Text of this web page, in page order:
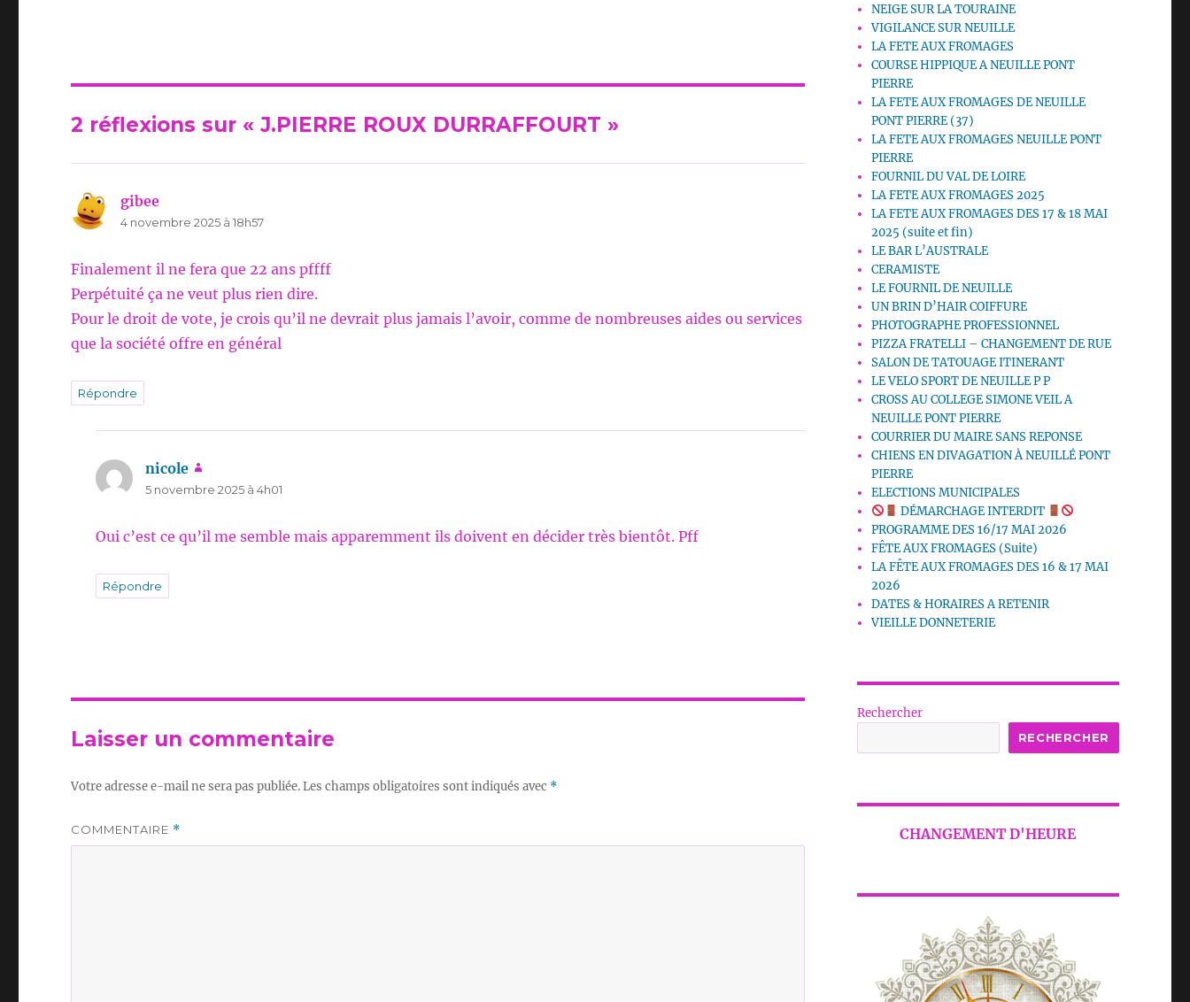
2 réflexions sur « J.PIERRE ROUX DURRAFFOURT »
gibee
4 novembre 2025 à 18h57
Finalement il ne fera que 22 ans pffff
Perpétuité ça ne veut plus rien dire.
Pour le droit de vote, je crois qu’il ne devrait plus jamais l’avoir, comme de nombreuses aides ou services
que la société offre en général
Répondre
nicole
5 novembre 2025 à 4h01
Oui c’est ce qu’il me semble mais apparemment ils doivent en décider très bientôt. Pff
Répondre
Laisser un commentaire
Votre adresse e-mail ne sera pas publiée.Les champs obligatoires sont indiqués avec *
COMMENTAIRE *
NEIGE SUR LA TOURAINE
VIGILANCE SUR NEUILLE
LA FETE AUX FROMAGES
COURSE HIPPIQUE A NEUILLE PONT
PIERRE
LA FETE AUX FROMAGES DE NEUILLE
PONT PIERRE (37)
LA FETE AUX FROMAGES NEUILLE PONT
PIERRE
FOURNIL DU VAL DE LOIRE
LA FETE AUX FROMAGES 2025
LA FETE AUX FROMAGES DES 17 & 18 MAI
2025 (suite et fin)
LE BAR L’AUSTRALE
CERAMISTE
LE FOURNIL DE NEUILLE
UN BRIN D’HAIR COIFFURE
PHOTOGRAPHE PROFESSIONNEL
PIZZA FRATELLI – CHANGEMENT DE RUE
SALON DE TATOUAGE ITINERANT
LE VELO SPORT DE NEUILLE P P
CROSS AU COLLEGE SIMONE VEIL A
NEUILLE PONT PIERRE
COURRIER DU MAIRE SANS REPONSE
CHIENS EN DIVAGATION À NEUILLÉ PONT
PIERRE
ELECTIONS MUNICIPALES
DÉMARCHAGE INTERDIT
PROGRAMME DES 16/17 MAI 2026
FÊTE AUX FROMAGES (Suite)
LA FÊTE AUX FROMAGES DES 16 & 17 MAI
2026
DATES & HORAIRES A RETENIR
VIEILLE DONNETERIE
Rechercher
RECHERCHER
CHANGEMENT D'HEURE